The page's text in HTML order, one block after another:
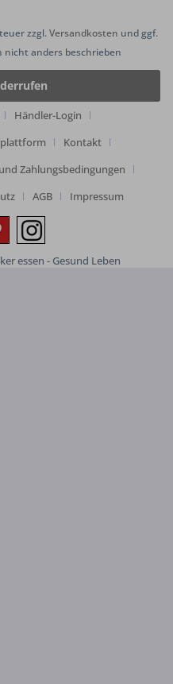
zzgl.Versandkosten und ggf.
anders beschrieben
Händler-Login
Kontakt
Zahlungsbedingungen
AGB Impressum
essen - Gesund Leben